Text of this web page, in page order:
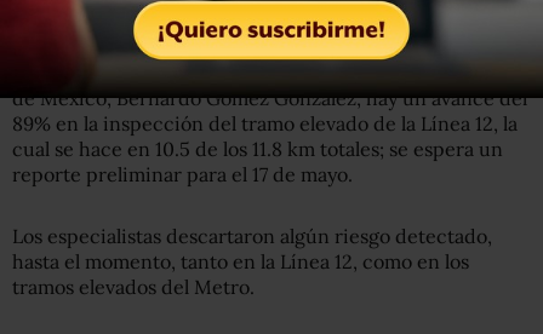
De acuerdo con el coordinador del Comité Técnico de
Seguridad Estructural del Colegio de Ingenieros Civiles
de México, Bernardo Gómez González, hay un avance del
89% en la inspección del tramo elevado de la Línea 12, la
cual se hace en 10.5 de los 11.8 km totales; se espera un
reporte preliminar para el 17 de mayo.
Los especialistas descartaron algún riesgo detectado,
hasta el momento, tanto en la Línea 12, como en los
tramos elevados del Metro.